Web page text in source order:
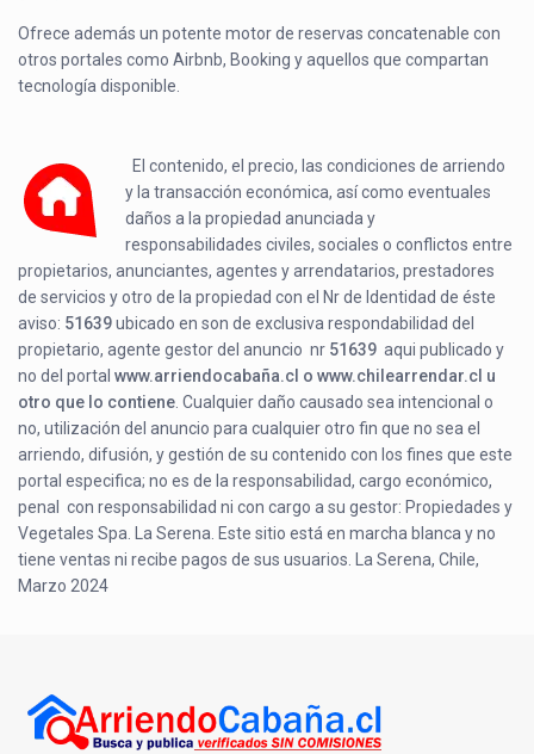
Ofrece además un potente motor de reservas concatenable con
otros portales como Airbnb, Booking y aquellos que compartan
tecnología disponible.
El contenido, el precio, las condiciones de arriendo
y la transacción económica, así como eventuales
daños a la propiedad anunciada y
responsabilidades civiles, sociales o conflictos entre
propietarios, anunciantes, agentes y arrendatarios, prestadores
de servicios y otro de la propiedad con el Nr de Identidad de éste
aviso: 51639ubicado enson de exclusiva respondabilidad del
propietario, agente gestor del anuncio nr 51639 aqui publicado y
no del portalwww.arriendocabaña.cl o www.chilearrendar.cl u
otro que lo contiene . Cualquier daño causado sea intencional o
no, utilización del anuncio para cualquier otro fin que no sea el
arriendo, difusión, y gestión de su contenido con los fines que este
portal especifica; no es de la responsabilidad, cargo económico,
penal con responsabilidad ni con cargo a su gestor: Propiedades y
Vegetales Spa. La Serena. Este sitio está en marcha blanca y no
tiene ventas ni recibe pagos de sus usuarios. La Serena, Chile,
Marzo 2024